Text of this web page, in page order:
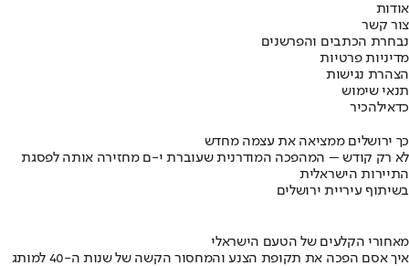
אודות
צור קשר
נבחרת הכתבים והפרשנים
מדיניות פרטיות
הצהרת נגישות
תנאי שימוש
כדאילהכיר
כך ירושלים ממציאה את עצמה מחדש
לא רק קודש – המהפכה המודרנית שעוברת י-ם מחזירה אותה לפסגת
התיירות הישראלית
בשיתוף עיריית ירושלים
מאחורי הקלעים של הטעם הישראלי
איך אסם הפכה את תקופת הצנע והמחסור הקשה של שנות ה-40 למותג